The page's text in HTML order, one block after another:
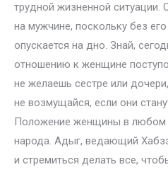
трудной жизненной ситуации.
на мужчине, поскольку без
опускается на дно. Знай,
отношению к женщине
не желаешь сестре или
не возмущайся, если они
Положение женщины в любом
народа. Адыг, ведающий
и стремиться делать все,